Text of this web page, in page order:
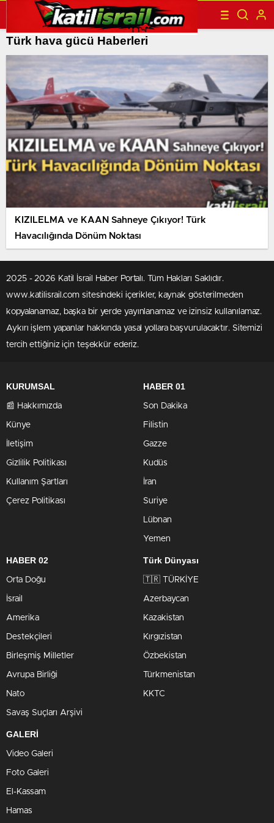
Türk hava gücü Haberleri
KIZILELMA ve KAAN Sahneye Çıkıyor! Türk
Havacılığında Dönüm Noktası
2025 - 2026 Katil İsrail Haber Portalı. Tüm Hakları Saklıdır.
www.katilisrail.com sitesindeki içerikler, kaynak gösterilmeden
kopyalanamaz, başka bir yerde yayınlanamaz ve izinsiz kullanılamaz.
Aykırı işlem yapanlar hakkında yasal yollara başvurulacaktır. Sitemizi
tercih ettiğiniz için teşekkür ederiz.
KURUMSAL
📰 Hakkımızda
Künye
İletişim
Gizlilik Politikası
Kullanım Şartları
Çerez Politikası
HABER 01
Son Dakika
Filistin
Gazze
Kudüs
İran
Suriye
Lübnan
Yemen
HABER 02
Orta Doğu
İsrail
Amerika
Destekçileri
Birleşmiş Milletler
Avrupa Birliği
Nato
Savaş Suçları Arşivi
Türk Dünyası
🇹🇷 TÜRKİYE
Azerbaycan
Kazakistan
Kırgızistan
Özbekistan
Türkmenistan
KKTC
GALERİ
Video Galeri
Foto Galeri
El-Kassam
Hamas